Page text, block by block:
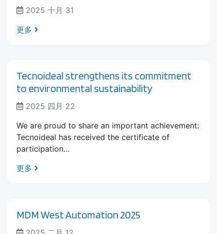
2025 十月 31
更多
Tecnoideal strengthens its commitment
to environmental sustainability
2025 四月 22
We are proud to share an important achievement:
Tecnoideal has received the certificate of
participation...
更多
MDM West Automation 2025